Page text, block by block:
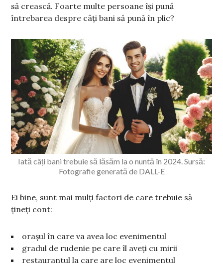
să crească. Foarte multe persoane își pună
întrebarea despre câți bani să pună în plic?
Iată câți bani trebuie să lăsăm la o nuntă în 2024. Sursă:
Fotografie generată de DALL-E
Ei bine, sunt mai mulți factori de care trebuie să
țineți cont:
orașul în care va avea loc evenimentul
gradul de rudenie pe care îl aveți cu mirii
restaurantul la care are loc evenimentul